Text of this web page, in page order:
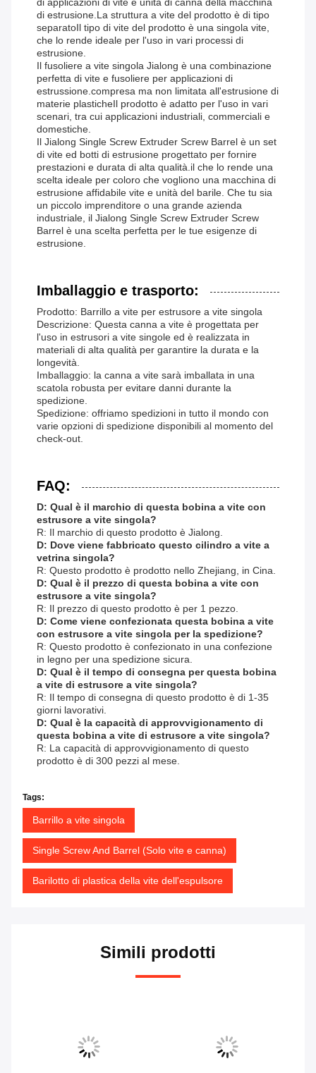
di applicazioni di vite e unità di canna della macchina
di estrusione.La struttura a vite del prodotto è di tipo
separatoIl tipo di vite del prodotto è una singola vite,
che lo rende ideale per l'uso in vari processi di
estrusione.
Il fusoliere a vite singola Jialong è una combinazione
perfetta di vite e fusoliere per applicazioni di
estrussione.compresa ma non limitata all'estrusione di
materie plasticheIl prodotto è adatto per l'uso in vari
scenari, tra cui applicazioni industriali, commerciali e
domestiche.
Il Jialong Single Screw Extruder Screw Barrel è un set
di vite ed botti di estrusione progettato per fornire
prestazioni e durata di alta qualità.il che lo rende una
scelta ideale per coloro che vogliono una macchina di
estrusione affidabile vite e unità del barile. Che tu sia
un piccolo imprenditore o una grande azienda
industriale, il Jialong Single Screw Extruder Screw
Barrel è una scelta perfetta per le tue esigenze di
estrusione.
Imballaggio e trasporto:
Prodotto: Barrillo a vite per estrusore a vite singola
Descrizione: Questa canna a vite è progettata per
l'uso in estrusori a vite singole ed è realizzata in
materiali di alta qualità per garantire la durata e la
longevità.
Imballaggio: la canna a vite sarà imballata in una
scatola robusta per evitare danni durante la
spedizione.
Spedizione: offriamo spedizioni in tutto il mondo con
varie opzioni di spedizione disponibili al momento del
check-out.
FAQ:
D: Qual è il marchio di questa bobina a vite con
estrusore a vite singola?
R: Il marchio di questo prodotto è Jialong.
D: Dove viene fabbricato questo cilindro a vite a
vetrina singola?
R: Questo prodotto è prodotto nello Zhejiang, in Cina.
D: Qual è il prezzo di questa bobina a vite con
estrusore a vite singola?
R: Il prezzo di questo prodotto è per 1 pezzo.
D: Come viene confezionata questa bobina a vite
con estrusore a vite singola per la spedizione?
R: Questo prodotto è confezionato in una confezione
in legno per una spedizione sicura.
D: Qual è il tempo di consegna per questa bobina
a vite di estrusore a vite singola?
R: Il tempo di consegna di questo prodotto è di 1-35
giorni lavorativi.
D: Qual è la capacità di approvvigionamento di
questa bobina a vite di estrusore a vite singola?
R: La capacità di approvvigionamento di questo
prodotto è di 300 pezzi al mese.
Tags:
Barrillo a vite singola
Single Screw And Barrel (Solo vite e canna)
Barilotto di plastica della vite dell'espulsore
Simili prodotti